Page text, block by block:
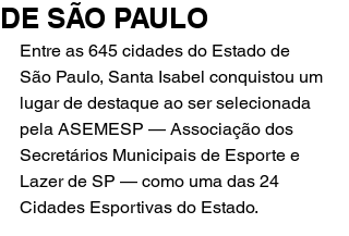
DE SÃO PAULO
Entre as 645 cidades do Estado de
São Paulo, Santa Isabel conquistou um
lugar de destaque ao ser selecionada
pela ASEMESP — Associação dos
Secretários Municipais de Esporte e
Lazer de SP — como uma das 24
Cidades Esportivas do Estado.